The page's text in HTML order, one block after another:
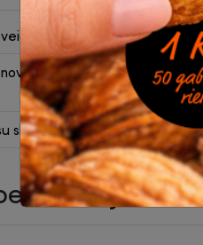
(ieteiktais) sietspiede
uz somas
skaits 8